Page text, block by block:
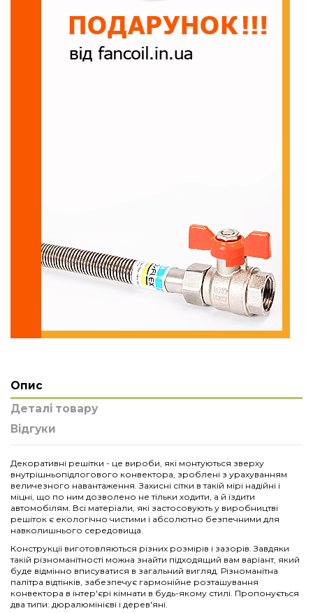
Опис
Деталі товару
Відгуки
Декоративні решітки - це вироби, які монтуються зверху
внутрішньопідлогового конвектора, зроблені з урахуванням
величезного навантаження. Захисні сітки в такій мірі надійні і
міцні, що по ним дозволено не тільки ходити, а й їздити
автомобілям. Всі матеріали, які застосовують у виробництві
решіток є екологічно чистими і абсолютно безпечними для
навколишнього середовища.
Конструкції виготовляються різних розмірів і зазорів. Завдяки
такій різноманітності можна знайти підходящий вам варіант, який
буде відмінно вписуватися в загальний вигляд. Різноманітна
палітра відтінків, забезпечує гармонійне розташування
конвектора в інтер'єрі кімнати в будь-якому стилі. Пропонується
два типи: дюралюмінієві і дерев'яні.